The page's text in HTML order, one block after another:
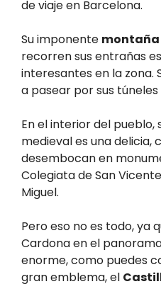
de viaje en Barcelona.
Su imponente montaña
recorren sus entrañas
interesantes en la zona.
a pasear por sus
En el interior del
medieval es una delicia,
desembocan en
Colegiata de San
Miguel.
Pero eso no es todo, ya
Cardona en el
enorme, como puedes
gran emblema, el